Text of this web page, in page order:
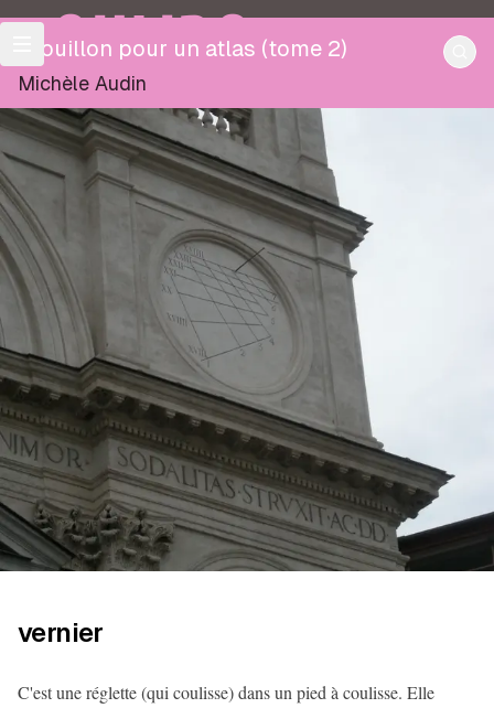
OULIPO
Brouillon pour un atlas (tome 2)
Michèle Audin
vernier
C'est une réglette (qui coulisse) dans un pied à coulisse. Elle